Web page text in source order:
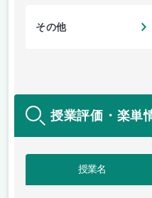
その他
授業評価・楽単
授業名